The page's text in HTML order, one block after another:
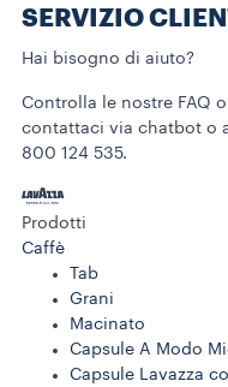
SERVIZIO
Hai bisogno di aiuto?​
Controlla le nostre FAQ o
contattaci via chatbot o
800 124 535.
Prodotti
Caffè
Tab
Grani
Macinato
Capsule A Modo
Capsule Lavazza